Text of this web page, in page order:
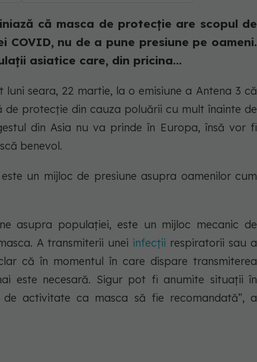
că masca de protecție are scopul de
nu de a pune presiune pe oameni.
asiatice care, din pricina...
seara, 22 martie, la o emisiune a Antena 3 că
de protecție din cauza poluării cu mult înainte de
din Asia nu va prinde în Europa, însă vor fi
benevol.
un mijloc de presiune asupra oamenilor cum
asupra populației, este un mijloc mecanic de
A transmiterii unei infecții respiratorii sau a
că în momentul în care dispare transmiterea
este necesară. Sigur pot fi anumite situații în
activitate ca masca să fie recomandată”, a